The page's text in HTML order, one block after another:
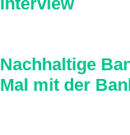
Nachhaltige
Mal mit der